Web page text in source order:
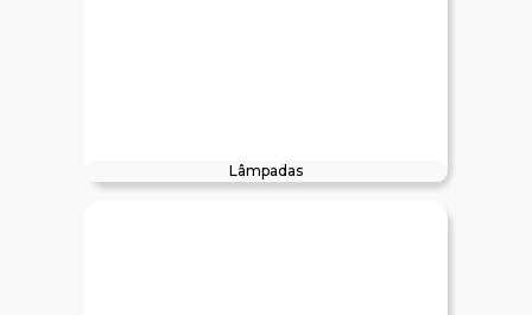
Lâmpadas